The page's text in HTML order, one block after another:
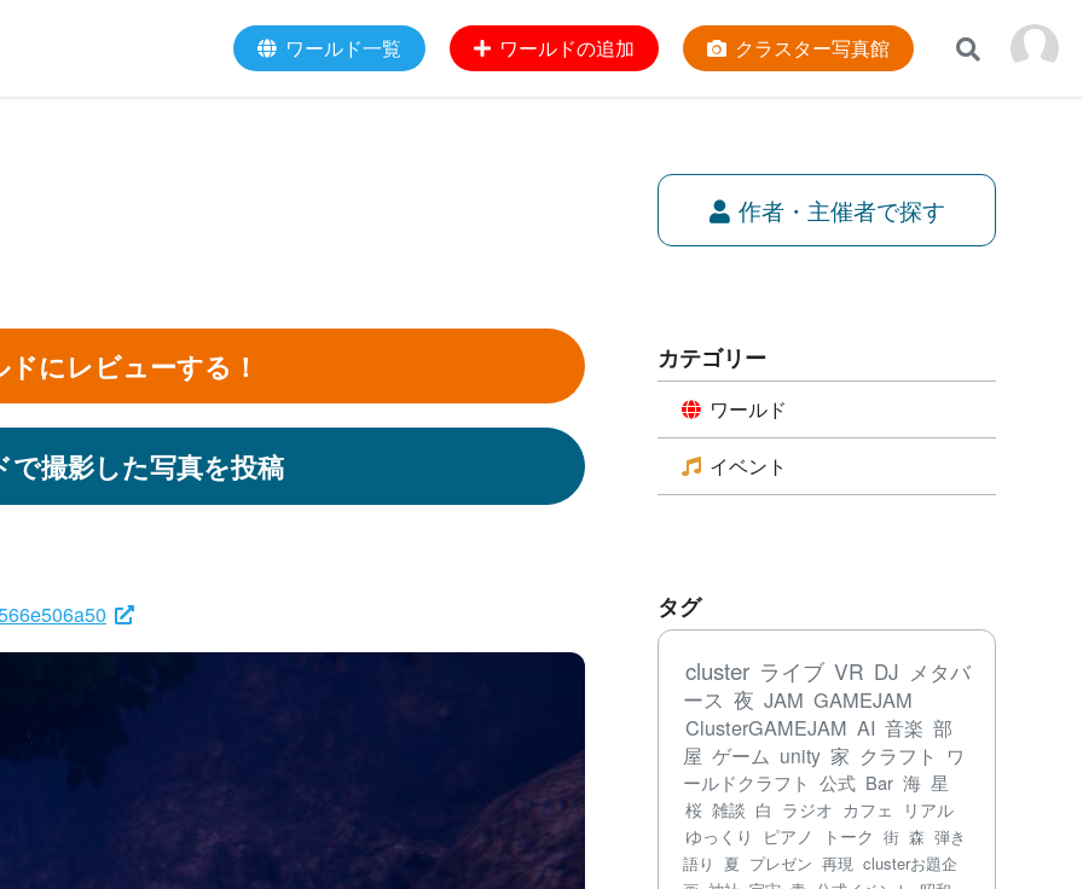
ワールド一覧 ワールドの追加 クラスター写真館
にレビューする！
で撮影した写真を投稿
作者・主催者で探す
カテゴリー
ワールド
イベント
タグ
cluster ライブ VR DJ メタバ
ース 夜 JAM GAMEJAM
ClusterGAMEJAM AI 音楽 部
屋 ゲーム unity 家 クラフト
ワ
ールドクラフト 公式 Bar 海 星
桜 雑談 白 ラジオ カフェ
リアル
ゆっくり
ピアノ トーク 街 森 弾き
語り
夏 プレゼン 再現 clusterお題企